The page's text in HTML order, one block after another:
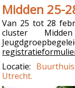
Midden 25-
Van 25 tot 28
cluster
Locatie:
Utrecht.